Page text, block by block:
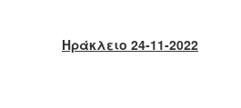
Ηράκλειο 24-11-2022